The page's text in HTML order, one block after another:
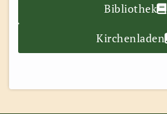
Bibliothek
Kirchenladen